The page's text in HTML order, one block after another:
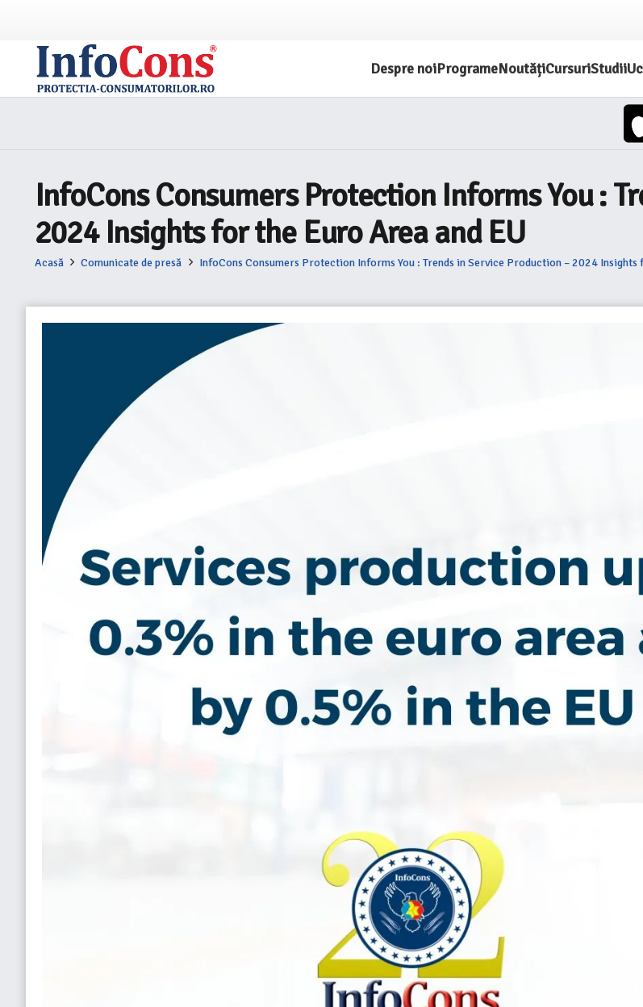
Despre noiProgrameNoutățiCursuriStudii
InfoCons Consumers Protection Informs You :
2024 Insights for the Euro Area and EU
Acasă Comunicate de presă InfoCons Consumers Protection Informs You : Trends in Service Production – 2024 Insights